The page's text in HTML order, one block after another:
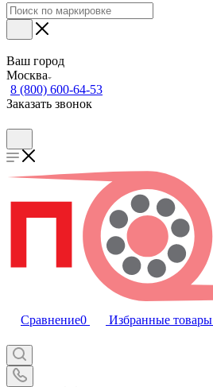
Ваш город
Москва
8 (800) 600-64-53
Заказать звонок
Сравнение0 Избранные товары